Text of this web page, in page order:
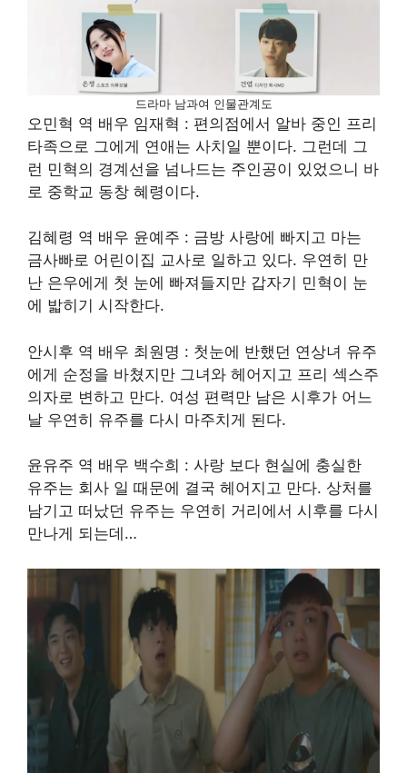
드라마 남과여 인물관계도
오민혁 역 배우 임재혁 : 편의점에서 알바 중인 프리
타족으로 그에게 연애는 사치일 뿐이다. 그런데 그
런 민혁의 경계선을 넘나드는 주인공이 있었으니 바
로 중학교 동창 혜령이다.
김혜령 역 배우 윤예주 : 금방 사랑에 빠지고 마는
금사빠로 어린이집 교사로 일하고 있다. 우연히 만
난 은우에게 첫 눈에 빠져들지만 갑자기 민혁이 눈
에 밟히기 시작한다.
안시후 역 배우 최원명 : 첫눈에 반했던 연상녀 유주
에게 순정을 바쳤지만 그녀와 헤어지고 프리 섹스주
의자로 변하고 만다. 여성 편력만 남은 시후가 어느
날 우연히 유주를 다시 마주치게 된다.
윤유주 역 배우 백수희 : 사랑 보다 현실에 충실한
유주는 회사 일 때문에 결국 헤어지고 만다. 상처를
남기고 떠났던 유주는 우연히 거리에서 시후를 다시
만나게 되는데…